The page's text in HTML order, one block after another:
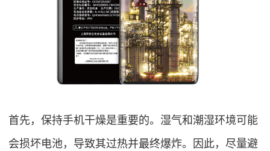
首先，保持手机干燥是重要的。湿气和潮湿环境可能
会损坏电池，导致其过热并最终爆炸。因此，尽量避